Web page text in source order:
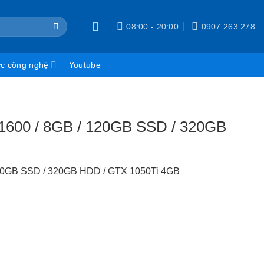
08:00 - 20:00 0907 263 278
công nghệ Youtube
/ 8GB / 120GB SSD / 320GB
SSD / 320GB HDD / GTX 1050Ti 4GB